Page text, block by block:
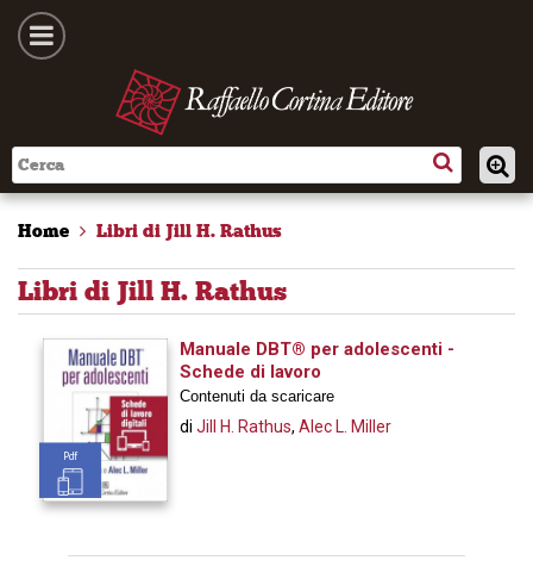
Home Libri di Jill H. Rathus
Libri di Jill H. Rathus
Pdf
Manuale DBT® per adolescenti -
Schede di lavoro
Contenuti da scaricare
di Jill H. Rathus, Alec L. Miller